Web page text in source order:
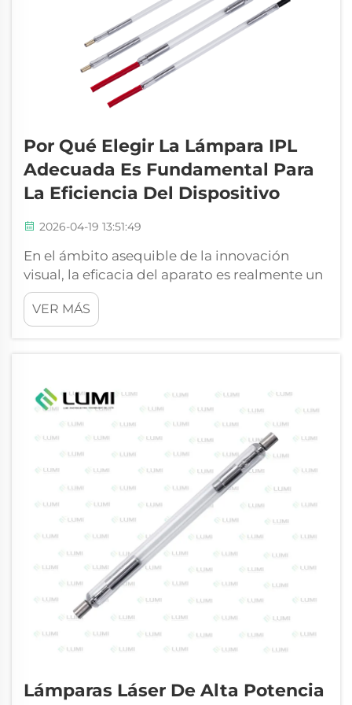
Por Qué Elegir La Lámpara IPL
Adecuada Es Fundamental Para
La Eficiencia Del Dispositivo
2026-04-19 13:51:49
En el ámbito asequible de la innovación
visual, la eficacia del aparato es realmente un
factor crucial que afecta desde los resultados
terapéuticos hasta el éxito funcional. Aunque
con frecuencia se considera un elemento de
VER MÁS
Lámparas Láser De Alta Potencia